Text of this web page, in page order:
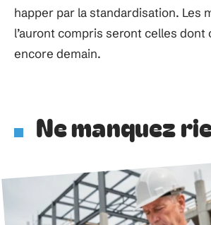
happer par la standardisation. Les
l’auront compris seront celles dont
encore demain.
Ne manquez